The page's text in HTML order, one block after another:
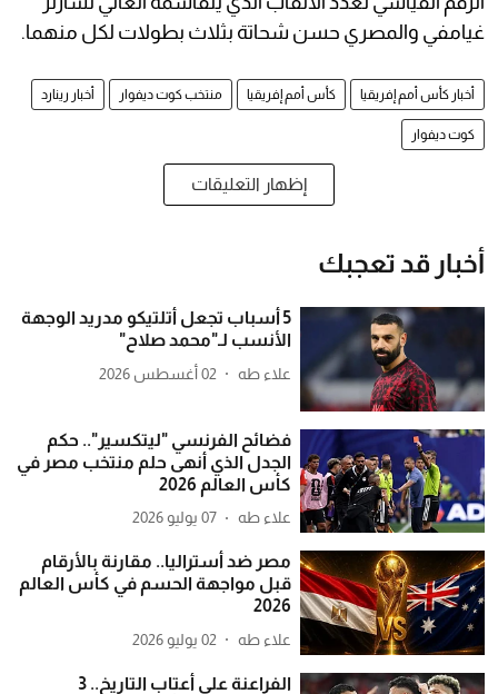
غيامفي والمصري حسن شحاتة بثلاث بطولات لكل منهما.
أخبار كأس أمم إفريقيا كأس أمم إفريقيا منتخب كوت ديفوار أخبار رينارد
كوت ديفوار
إظهار التعليقات
أخبار قد تعجبك
5 أسباب تجعل أتلتيكو مدريد الوجهة
الأنسب لـ"محمد صلاح"
علاء طه 02 أغسطس 2026
فضائح الفرنسي "ليتكسير".. حكم
الجدل الذي أنهى حلم منتخب مصر في
كأس العالم 2026
علاء طه 07 يوليو 2026
مصر ضد أستراليا.. مقارنة بالأرقام
قبل مواجهة الحسم في كأس العالم
2026
علاء طه 02 يوليو 2026
الفراعنة على أعتاب التاريخ.. 3